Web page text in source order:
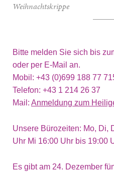
Weihnachtskrippe
Bitte melden Sie sich bis
oder per E-Mail an.
Mobil: +43 (0)699 188 77
Telefon: +43 1 214 26 37
Mail: Anmeldung zum
Unsere Bürozeiten: Mo, Di,
Uhr Mi 16:00 Uhr bis 19:00
Es gibt am 24. Dezember